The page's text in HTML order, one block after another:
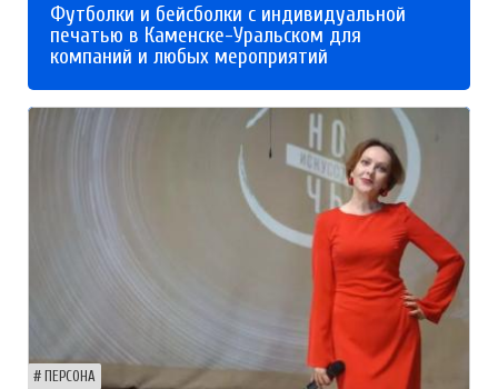
Футболки и бейсболки с индивидуальной
печатью в Каменске-Уральском для
компаний и любых мероприятий
ПЕРСОНА